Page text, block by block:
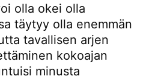
olla okei olla
täytyy olla enemmän
tavallisen arjen
kokoajan
minusta